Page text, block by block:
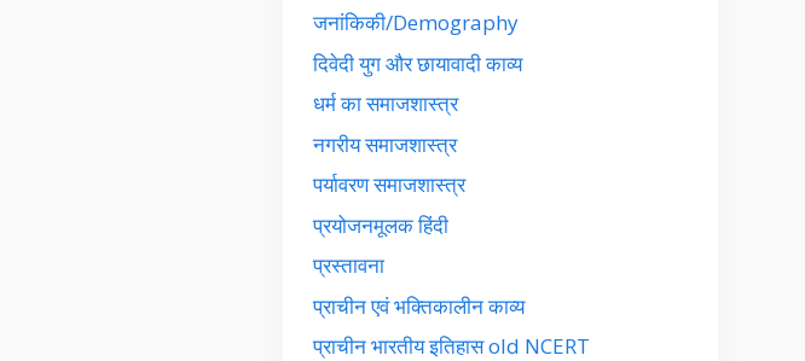
जनांकिकी/Demography
दिवेदी युग और छायावादी काव्य
धर्म का समाजशास्त्र
नगरीय समाजशास्त्र
पर्यावरण समाजशास्त्र
प्रयोजनमूलक हिंदी
प्रस्तावना
प्राचीन एवं भक्तिकालीन काव्य
प्राचीन भारतीय इतिहास old NCERT